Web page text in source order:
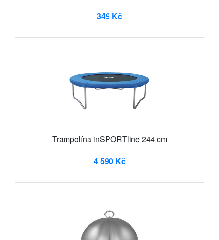
349 Kč
Trampolína inSPORTline 244 cm
4 590 Kč